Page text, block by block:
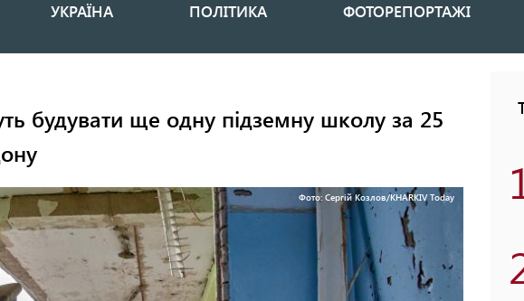
УКРАЇНА ПОЛІТИКА ФОТОРЕПОРТАЖІ
будувати ще одну підземну школу за 25
Фото: Сергій Козлов/KHARKIV Today